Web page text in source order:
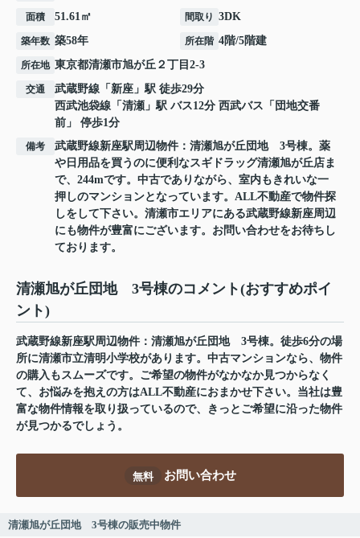
面積 51.61㎡ 間取り 3DK
築年数 築58年 所在階 4階/5階建
所在地 東京都清瀬市旭が丘 ２丁目2-3
交通 武蔵野線 「 新座 」駅 徒歩29分
西武池袋線 「 清瀬 」駅 バス12分 西武バス「団地交番
前」 停歩1分
備考
武蔵野線新座駅周辺物件：清瀬旭が丘団地 3号棟。薬
や日用品を買うのに便利なスギドラッグ清瀬旭が丘店ま
で、244mです。中古でありながら、室内もきれいな一
押しのマンションとなっています。ALL不動産で物件探
しをして下さい。清瀬市エリアにある武蔵野線新座周辺
にも物件が豊富にございます。お問い合わせをお待ちし
ております。
清瀬旭が丘団地 3号棟のコメント(おすすめポイ
ント)
武蔵野線新座駅周辺物件：清瀬旭が丘団地 3号棟。徒歩6分の場
所に清瀬市立清明小学校があります。中古マンションなら、物件
の購入もスムーズです。ご希望の物件がなかなか見つからなく
て、お悩みを抱えの方はALL不動産におまかせ下さい。当社は豊
富な物件情報を取り扱っているので、きっとご希望に沿った物件
が見つかるでしょう。
無料 お問い合わせ
清瀬旭が丘団地 3号棟の販売中物件